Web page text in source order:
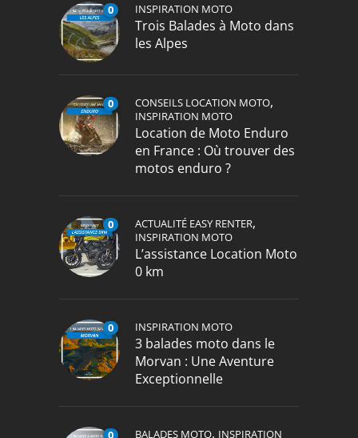
0 INSPIRATION MOTO
Trois Balades à Moto dans
les Alpes
0 CONSEILS LOCATION MOTO,
INSPIRATION MOTO
Location de Moto Enduro
en France : Où trouver des
motos enduro ?
0 ACTUALITÉ EASY RENTER,
INSPIRATION MOTO
L’assistance Location Moto
0 km
0 INSPIRATION MOTO
3 balades moto dans le
Morvan : Une Aventure
Exceptionnelle
0 BALADES MOTO, INSPIRATION